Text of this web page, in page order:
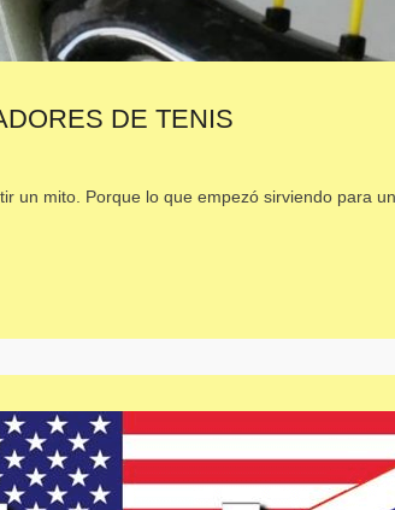
DE TENIS
un mito. Porque lo que empezó sirviendo para